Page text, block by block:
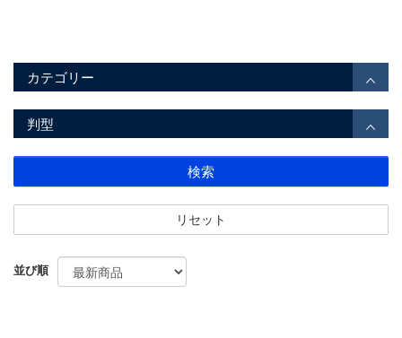
カテゴリー
判型
検索
リセット
並び順